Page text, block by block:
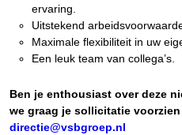
ervaring.
Uitstekend
Maximale flexibiliteit in uw
Een leuk team van collega’s.
Ben je enthousiast over deze
we graag je sollicitatie voorzien
directie@vsbgroep.nl